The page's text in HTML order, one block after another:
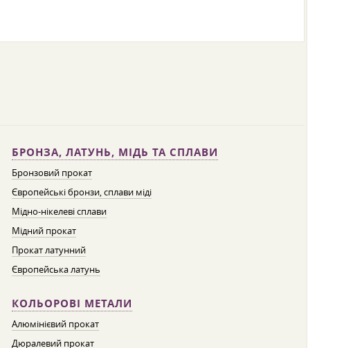
БРОНЗА, ЛАТУНЬ, МІДЬ ТА СПЛАВИ
Бронзовий прокат
Європейські бронзи, сплави міді
Мідно-нікелеві сплави
Мідний прокат
Прокат латунний
Європейська латунь
КОЛЬОРОВІ МЕТАЛИ
Алюмінієвий прокат
Дюралевий прокат